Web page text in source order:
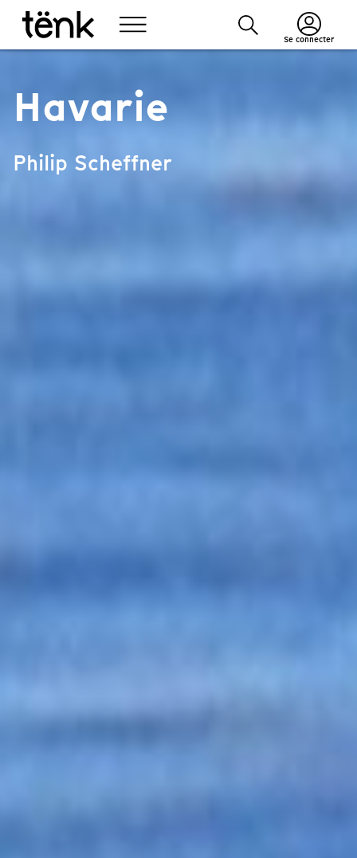
Se connecter
Havarie
Philip Scheffner